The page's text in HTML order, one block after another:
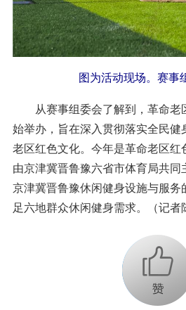
图为活动现场。赛事
从赛事组委会了解到，革命老
始举办，旨在深入贯彻落实全民健
老区红色文化。今年是革命老区红
由京津冀晋鲁豫六省市体育局共同
京津冀晋鲁豫休闲健身设施与服务
足六地群众休闲健身需求。（记者
+1